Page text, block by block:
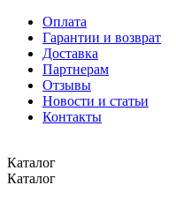
Оплата
Гарантии и возврат
Доставка
Партнерам
Отзывы
Новости и статьи
Контакты
Каталог
Каталог